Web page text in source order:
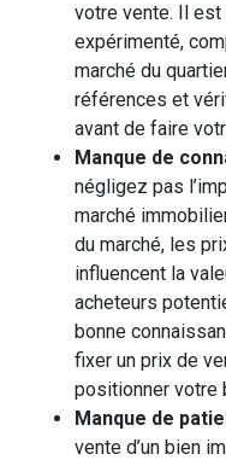
votre vente. Il est
expérimenté,
marché du
références et
avant de faire
Manque de
négligez pas
marché
du marché, les
influencent la
acheteurs
bonne
fixer un prix de
positionner votre
Manque de
vente d’un bien